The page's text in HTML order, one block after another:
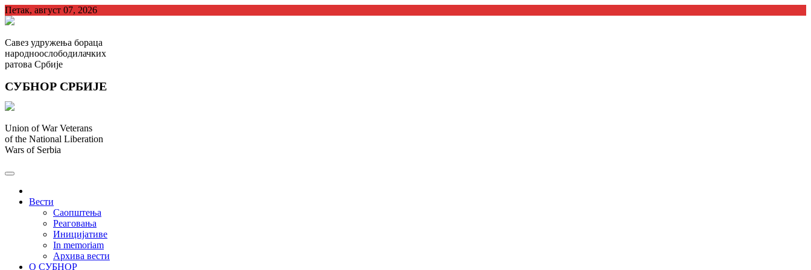
Skip
to
Петак, август 07, 2026
Савез удружења бораца
народноослободилачких
ратова Србије
СУБНОР СРБИЈЕ
Union of War Veterans
of the National Liberation
Wars of Serbia
Вести
Саопштења
Реаговања
Иницијативе
In memoriam
Архива вести
О СУБНОР